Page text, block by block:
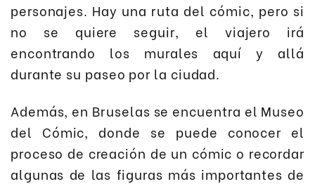
personajes. Hay una ruta del cómic, pero si
no se quiere seguir, el viajero irá
encontrando los murales aquí y allá
durante su paseo por la ciudad.
Además, en Bruselas se encuentra el Museo
del Cómic, donde se puede conocer el
proceso de creación de un cómic o recordar
algunas de las figuras más importantes de